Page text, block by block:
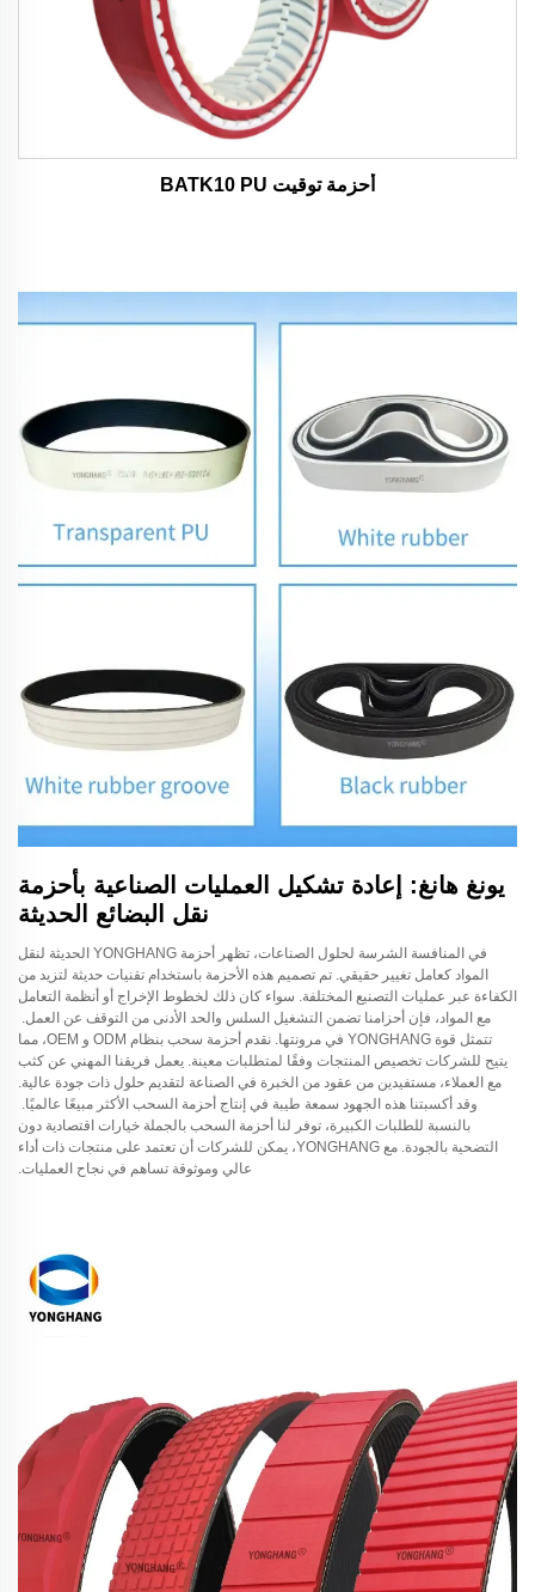
أحزمة توقيت BATK10 PU
يونغ هانغ: إعادة تشكيل العمليات الصناعية بأحزمة
نقل البضائع الحديثة
في المنافسة الشرسة لحلول الصناعات، تظهر أحزمة YONGHANG الحديثة لنقل
المواد كعامل تغيير حقيقي. تم تصميم هذه الأحزمة باستخدام تقنيات حديثة لتزيد من
الكفاءة عبر عمليات التصنيع المختلفة. سواء كان ذلك لخطوط الإخراج أو أنظمة التعامل
مع المواد، فإن أحزامنا تضمن التشغيل السلس والحد الأدنى من التوقف عن العمل.
تتمثل قوة YONGHANG في مرونتها. نقدم أحزمة سحب بنظام ODM و OEM، مما
يتيح للشركات تخصيص المنتجات وفقًا لمتطلبات معينة. يعمل فريقنا المهني عن كثب
مع العملاء، مستفيدين من عقود من الخبرة في الصناعة لتقديم حلول ذات جودة عالية.
وقد أكسبتنا هذه الجهود سمعة طيبة في إنتاج أحزمة السحب الأكثر مبيعًا عالميًا.
بالنسبة للطلبات الكبيرة، توفر لنا أحزمة السحب بالجملة خيارات اقتصادية دون
التضحية بالجودة. مع YONGHANG، يمكن للشركات أن تعتمد على منتجات ذات أداء
عالي وموثوقة تساهم في نجاح العمليات.